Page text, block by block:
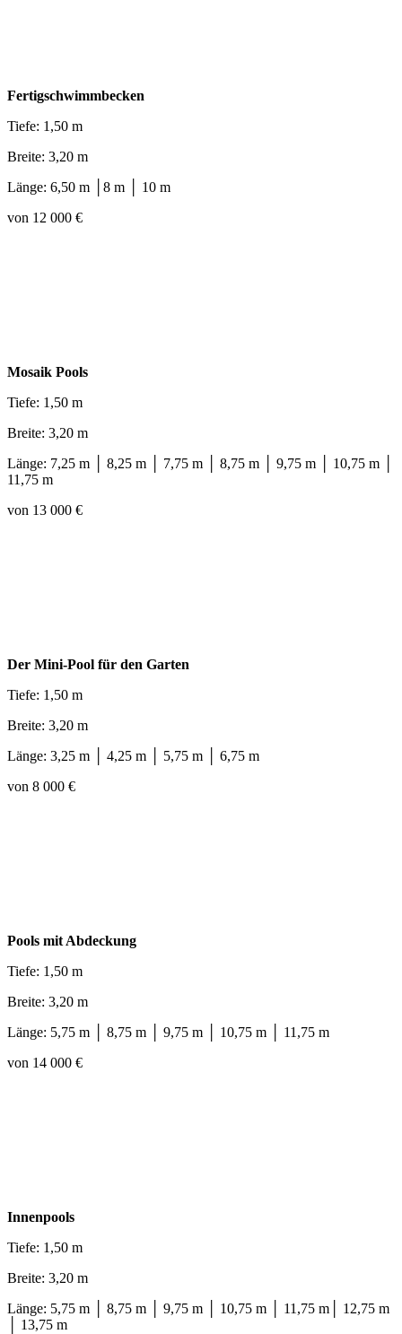
Fertigschwimmbecken
Tiefe: 1,50 m
Breite: 3,20 m
Länge: 6,50 m │8 m │ 10 m
von 12 000 €
Mosaik Pools
Tiefe: 1,50 m
Breite: 3,20 m
Länge: 7,25 m │ 8,25 m │ 7,75 m │ 8,75 m │ 9,75 m │ 10,75 m │
11,75 m
von 13 000 €
Der Mini-Pool für den Garten
Tiefe: 1,50 m
Breite: 3,20 m
Länge: 3,25 m │ 4,25 m │ 5,75 m │ 6,75 m
von 8 000 €
Pools mit Abdeckung
Tiefe: 1,50 m
Breite: 3,20 m
Länge: 5,75 m │ 8,75 m │ 9,75 m │ 10,75 m │ 11,75 m
von 14 000 €
Innenpools
Tiefe: 1,50 m
Breite: 3,20 m
Länge: 5,75 m │ 8,75 m │ 9,75 m │ 10,75 m │ 11,75 m│ 12,75 m
│ 13,75 m